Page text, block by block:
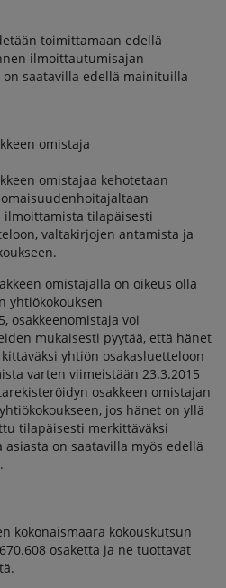
toimittamaan edellä
ilmoittautumisajan
saatavilla edellä mainituilla
omistaja
omistajaa kehotetaan
ilmoittamista tilapäisesti
valtakirjojen antamista ja
omistajalla on oikeus olla
yhtiökokouksen
osakkeenomistaja voi
mukaisesti pyytää, että hänet
yhtiön osakasluetteloon
varten viimeistään 23.3.2015
osakkeen omistajan
jos hänet on yllä
tilapäisesti merkittäväksi
on saatavilla myös edellä
kokonaismäärä kokouskutsun
osaketta ja ne tuottavat